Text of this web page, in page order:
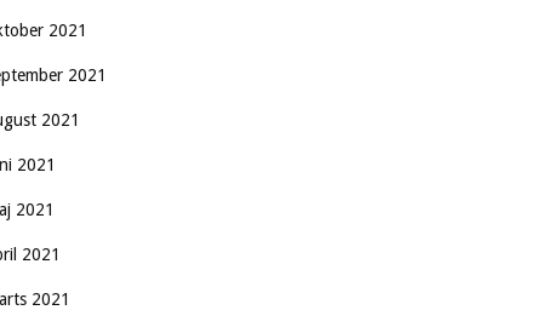
2021
2021
2021
2021
2021
2021
2021